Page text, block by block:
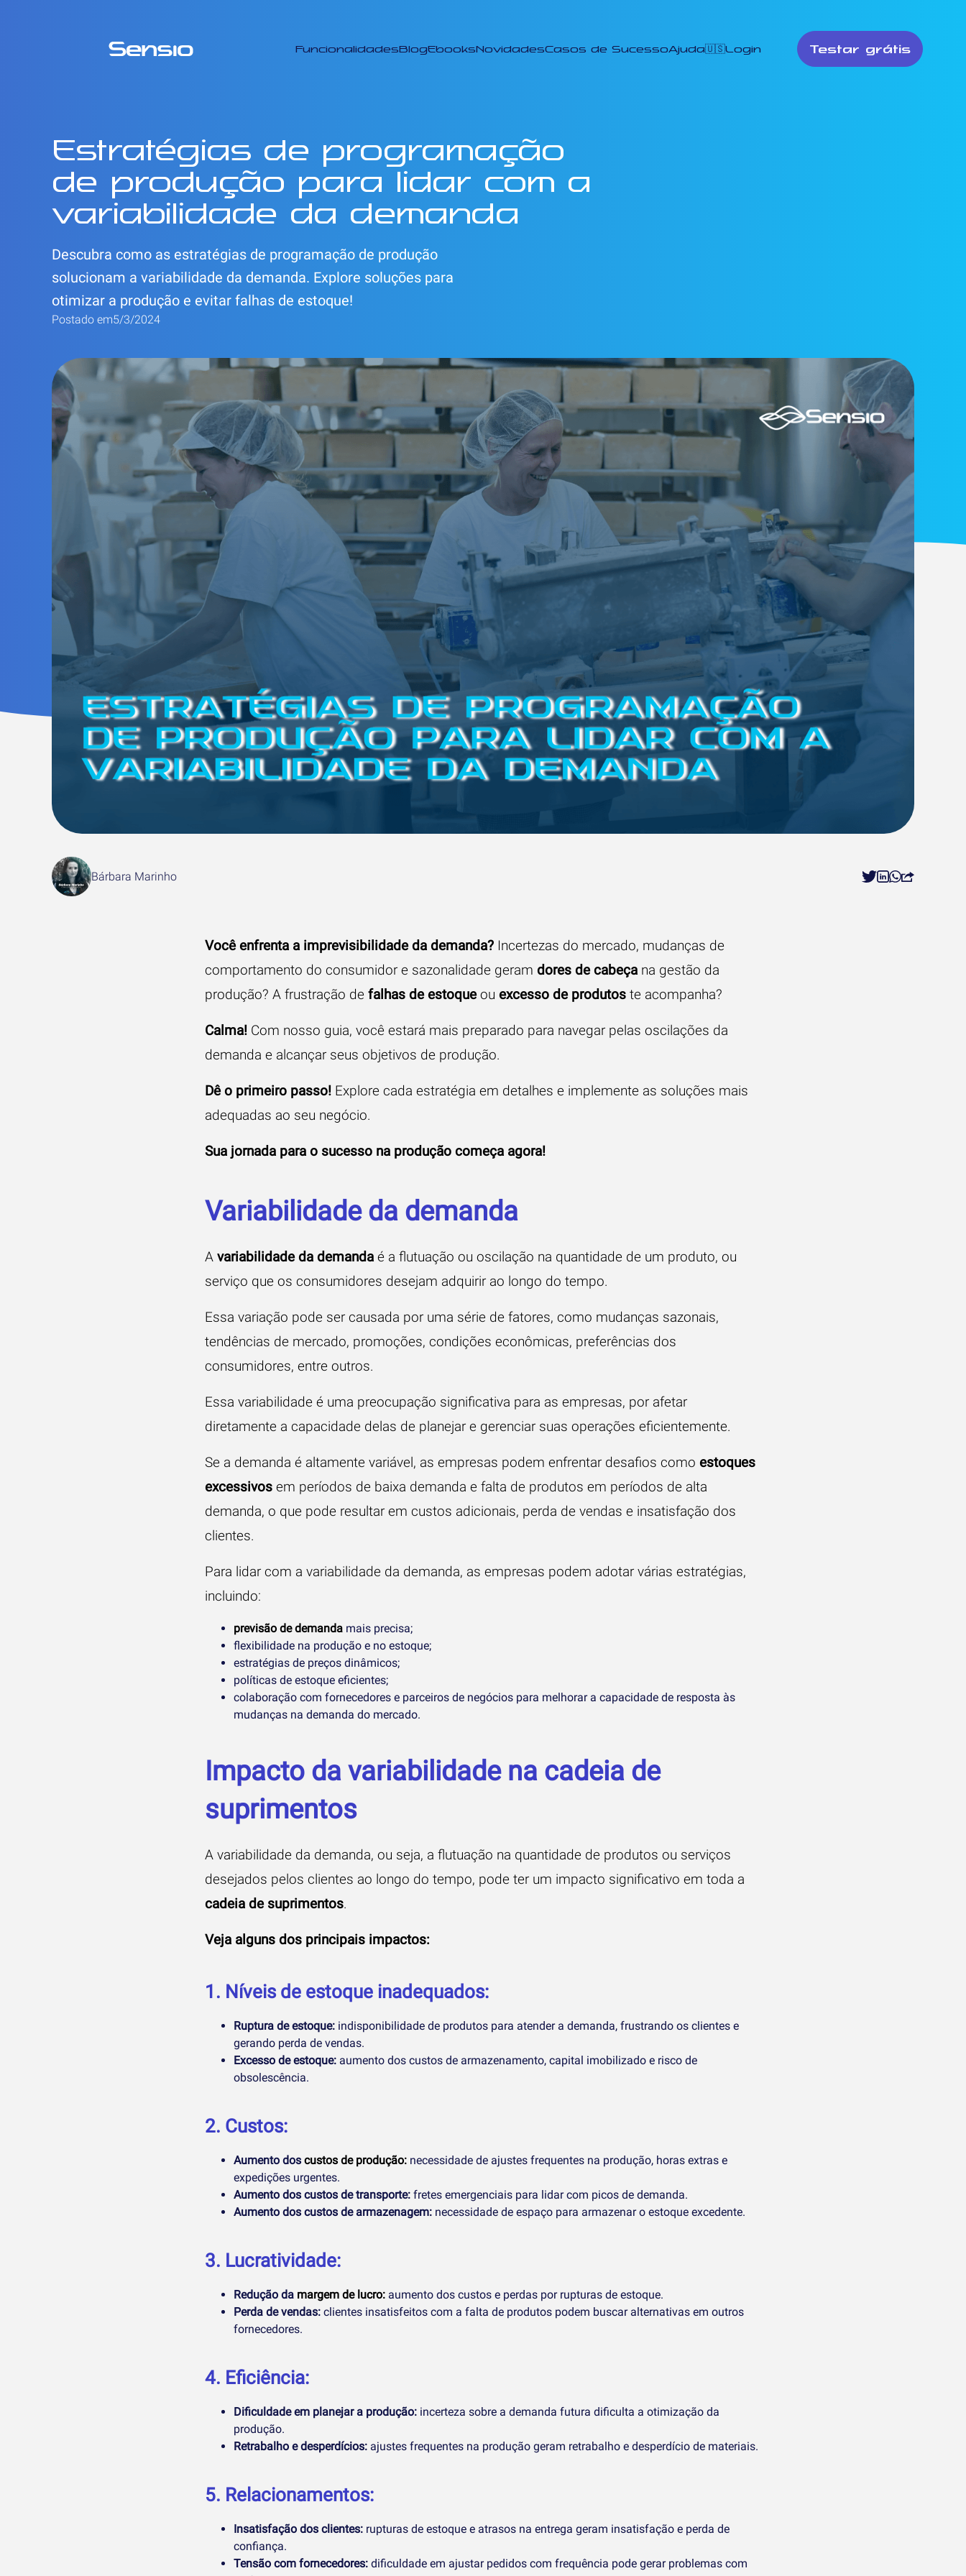
FuncionalidadesBlogEbooksNovidadesCasos de SucessoAjuda🇺🇸Login Testar grátis
Estratégias de programação
de produção para lidar com a
variabilidade da demanda
Descubra como as estratégias de programação de produção
solucionam a variabilidade da demanda. Explore soluções para
otimizar a produção e evitar falhas de estoque!
Postado em5/3/2024
Bárbara Marinho
Você enfrenta a imprevisibilidade da demanda?Incertezas do mercado, mudanças de
comportamento do consumidor e sazonalidade geram dores de cabeçana gestão da
produção? A frustração de falhas de estoqueou excesso de produtoste acompanha?
Calma!Com nosso guia, você estará mais preparado para navegar pelas oscilações da
demanda e alcançar seus objetivos de produção.
Dê o primeiro passo!Explore cada estratégia em detalhes e implemente as soluções mais
adequadas ao seu negócio.
Sua jornada para o sucesso na produção começa agora!
Variabilidade da demanda
A variabilidade da demandaé a flutuação ou oscilação na quantidade de um produto, ou
serviço que os consumidores desejam adquirir ao longo do tempo.
Essa variação pode ser causada por uma série de fatores, como mudanças sazonais,
tendências de mercado, promoções, condições econômicas, preferências dos
consumidores, entre outros.
Essa variabilidade é uma preocupação significativa para as empresas, por afetar
diretamente a capacidade delas de planejar e gerenciar suas operações eficientemente.
Se a demanda é altamente variável, as empresas podem enfrentar desafios como estoques
excessivosem períodos de baixa demanda e falta de produtos em períodos de alta
demanda, o que pode resultar em custos adicionais, perda de vendas e insatisfação dos
clientes.
Para lidar com a variabilidade da demanda, as empresas podem adotar várias estratégias,
incluindo:
previsão de demandamais precisa;
flexibilidade na produção e no estoque;
estratégias de preços dinâmicos;
políticas de estoque eficientes;
colaboração com fornecedores e parceiros de negócios para melhorar a capacidade de resposta às
mudanças na demanda do mercado.
Impacto da variabilidade na cadeia de
suprimentos
A variabilidade da demanda, ou seja, a flutuação na quantidade de produtos ou serviços
desejados pelos clientes ao longo do tempo, pode ter um impacto significativo em toda a
cadeia de suprimentos.
Veja alguns dos principais impactos:
1. Níveis de estoque inadequados:
Ruptura de estoque:indisponibilidade de produtos para atender a demanda, frustrando os clientes e
gerando perda de vendas.
Excesso de estoque:aumento dos custos de armazenamento, capital imobilizado e risco de
obsolescência.
2. Custos:
Aumento doscustos de produção:necessidade de ajustes frequentes na produção, horas extras e
expedições urgentes.
Aumento dos custos de transporte:fretes emergenciais para lidar com picos de demanda.
Aumento dos custos de armazenagem:necessidade de espaço para armazenar o estoque excedente.
3. Lucratividade:
Redução da margem de lucro:aumento dos custos e perdas por rupturas de estoque.
Perda de vendas:clientes insatisfeitos com a falta de produtos podem buscar alternativas em outros
fornecedores.
4. Eficiência:
Dificuldade em planejar a produção:incerteza sobre a demanda futura dificulta a otimização da
produção.
Retrabalho e desperdícios:ajustes frequentes na produção geram retrabalho e desperdício de materiais.
5. Relacionamentos:
Insatisfação dos clientes:rupturas de estoque e atrasos na entrega geram insatisfação e perda de
confiança.
Tensão com fornecedores:dificuldade em ajustar pedidos com frequência pode gerar problemas com